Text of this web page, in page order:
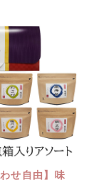
わせ自由】味